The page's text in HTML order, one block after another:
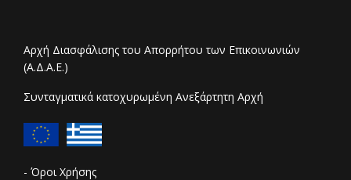
Αρχή Διασφάλισης του Απορρήτου των Επικοινωνιών
(Α.Δ.Α.Ε.)
Συνταγματικά κατοχυρωμένη Ανεξάρτητη Αρχή
- Όροι Χρήσης